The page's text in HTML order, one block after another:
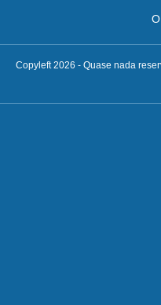
Copyleft 2026 - Quase nada